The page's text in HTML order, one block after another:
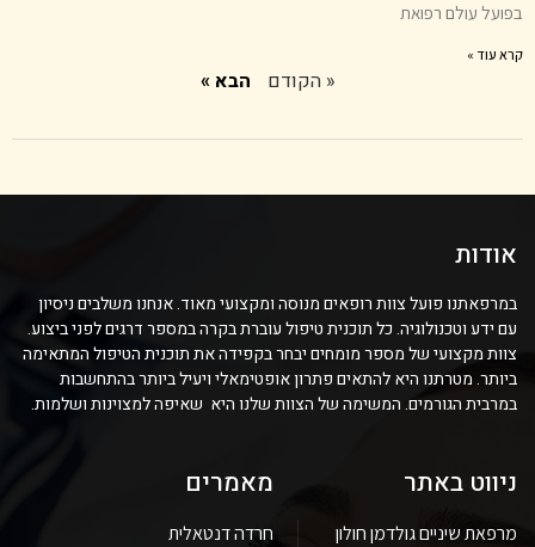
בפועל עולם רפואת
קרא עוד »
« הקודם הבא »
אודות
במרפאתנו פועל צוות רופאים מנוסה ומקצועי מאוד. אנחנו משלבים ניסיון
עם ידע וטכנולוגיה. כל תוכנית טיפול עוברת בקרה במספר דרגים לפני ביצוע.
צוות מקצועי של מספר מומחים יבחר בקפידה את תוכנית הטיפול המתאימה
ביותר. מטרתנו היא להתאים פתרון אופטימאלי ויעיל ביותר בהתחשבות
במרבית הגורמים. המשימה של הצוות שלנו היא שאיפה למצוינות ושלמות.
ניווט באתר
מרפאת שיניים גולדמן חולון
מאמרים
חרדה דנטאלית